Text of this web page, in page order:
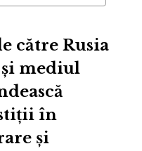
către Rusia
mediul
în
și